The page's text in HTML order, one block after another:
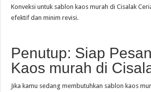
Konveksi untuk sablon kaos murah di Cisalak
efektif dan minim revisi.
Penutup: Siap
Kaos murah di
Jika kamu sedang membutuhkan sablon kaos